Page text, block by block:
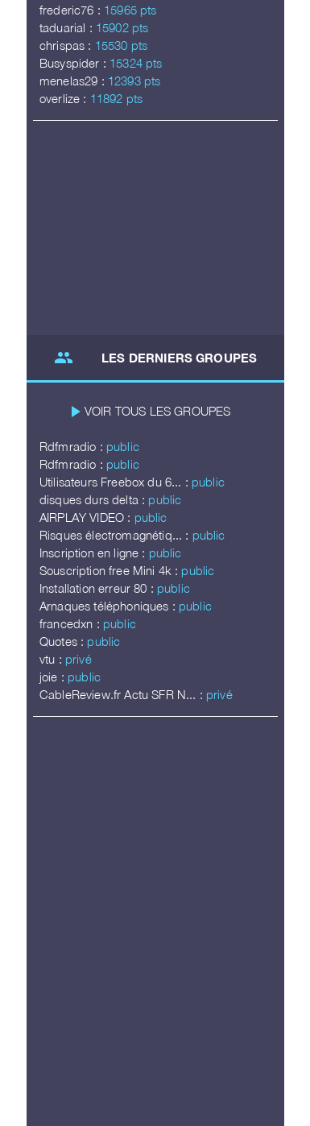
frederic76 : 15965 pts
taduarial : 15902 pts
chrispas : 15530 pts
Busyspider : 15324 pts
menelas29 : 12393 pts
overlize : 11892 pts
group LES DERNIERS GROUPES
play_arrow VOIR TOUS LES GROUPES
Rdfmradio : public
Rdfmradio : public
Utilisateurs Freebox du 6... : public
disques durs delta : public
AIRPLAY VIDEO : public
Risques électromagnétiq... : public
Inscription en ligne : public
Souscription free Mini 4k : public
Installation erreur 80 : public
Arnaques téléphoniques : public
francedxn : public
Quotes : public
vtu : privé
joie : public
CableReview.fr Actu SFR N... : privé